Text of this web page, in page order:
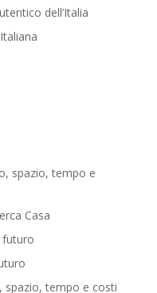
dell’Italia
spazio, tempo e
Casa
futuro
spazio, tempo e costi